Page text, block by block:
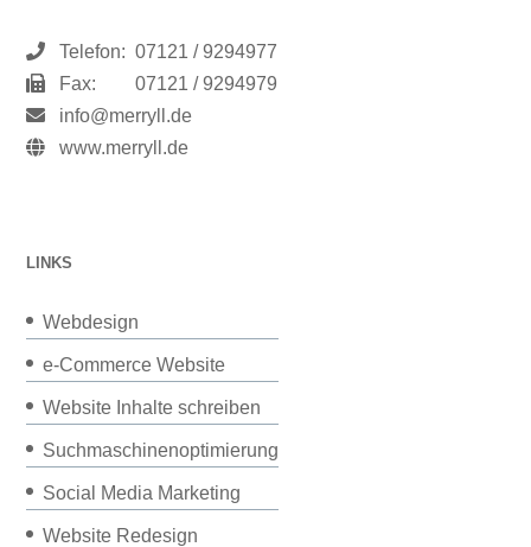
Telefon: 07121 / 9294977
Fax:
07121 / 9294979
info@merryll.de
www.merryll.de
LINKS
Webdesign
e-Commerce Website
Website Inhalte schreiben
Suchmaschinenoptimierung
Social Media Marketing
Website Redesign